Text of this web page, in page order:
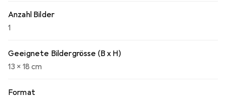
Anzahl Bilder
1
Geeignete Bildergrösse (B x H)
13 x 18 cm
Format